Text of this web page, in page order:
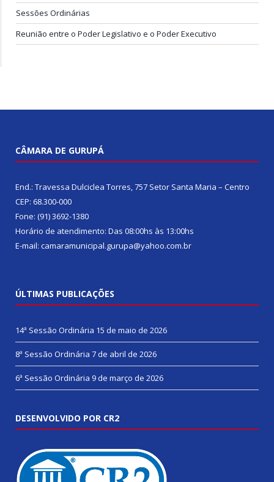
Sessões Ordinárias
Reunião entre o Poder Legislativo e o Poder Executivo
CÂMARA DE GURUPÁ
End.: Travessa Dulciclea Torres, 757 Setor Santa Maria – Centro
CEP: 68.300-000
Fone: (91) 3692-1380
Horário de atendimento: Das 08:00hs às 13:00hs
E-mail: camaramunicipal.gurupa@yahoo.com.br
ÚLTIMAS PUBLICAÇÕES
14ª Sessão Ordinária 15 de maio de 2026
8ª Sessão Ordinária 7 de abril de 2026
6ª Sessão Ordinária 9 de março de 2026
DESENVOLVIDO POR CR2